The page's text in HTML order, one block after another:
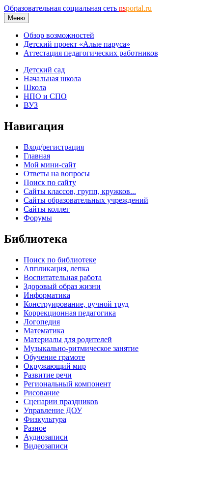
Образовательная социальная сеть nsportal.ru
Меню
Обзор возможностей
Детский проект «Алые паруса»
Аттестация педагогических работников
Детский сад
Начальная школа
Школа
НПО и СПО
ВУЗ
Навигация
Вход/регистрация
Главная
Мой мини-сайт
Ответы на вопросы
Поиск по сайту
Сайты классов, групп, кружков...
Сайты образовательных учреждений
Сайты коллег
Форумы
Библиотека
Поиск по библиотеке
Аппликация, лепка
Воспитательная работа
Здоровый образ жизни
Информатика
Конструирование, ручной труд
Коррекционная педагогика
Логопедия
Математика
Материалы для родителей
Музыкально-ритмическое занятие
Обучение грамоте
Окружающий мир
Развитие речи
Региональный компонент
Рисование
Сценарии праздников
Управление ДОУ
Физкультура
Разное
Аудиозаписи
Видеозаписи